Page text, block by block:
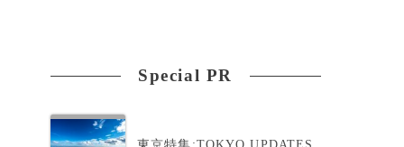
Special PR
東京特集:TOKYO UPDATES